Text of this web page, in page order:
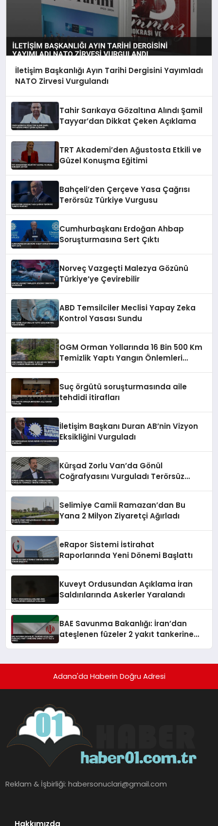
İletişim Başkanlığı Ayın Tarihi Dergisini Yayımladı
NATO Zirvesi Vurgulandı
Tahir Sarıkaya Gözaltına Alındı Şamil
Tayyar’dan Dikkat Çeken Açıklama
TRT Akademi’den Ağustosta Etkili ve
Güzel Konuşma Eğitimi
Bahçeli’den Çerçeve Yasa Çağrısı
Terörsüz Türkiye Vurgusu
Cumhurbaşkanı Erdoğan Ahbap
Soruşturmasına Sert Çıktı
Norveç Vazgeçti Malezya Gözünü
Türkiye’ye Çevirebilir
ABD Temsilciler Meclisi Yapay Zeka
Kontrol Yasası Sundu
OGM Orman Yollarında 16 Bin 500 Km
Temizlik Yaptı Yangın Önlemleri
Suç örgütü soruşturmasında aile
tehdidi itirafları
İletişim Başkanı Duran AB’nin Vizyon
Eksikliğini Vurguladı
Kürşad Zorlu Van’da Gönül
Coğrafyasını Vurguladı Terörsüz
Selimiye Camii Ramazan’dan Bu
Yana 2 Milyon Ziyaretçi Ağırladı
eRapor Sistemi İstirahat
Raporlarında Yeni Dönemi Başlattı
Kuveyt Ordusundan Açıklama İran
Saldırılarında Askerler Yaralandı
BAE Savunma Bakanlığı: İran’dan
ateşlenen füzeler 2 yakıt tankerine
Adana'da Haberin Doğru Adresi
Reklam & İşbirliği:habersonuclari@gmail.com
Hakkımızda